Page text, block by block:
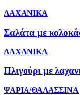
ΛΑΧΑΝΙΚΑ
Σαλάτα με
ΛΑΧΑΝΙΚΑ
Πλιγούρι με
ΨΑΡΙΑ/ΘΑΛΑΣΣΙΝΑ